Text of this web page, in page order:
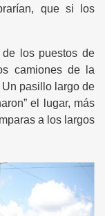
que si los
los puestos de
camiones de la
pasillo largo de
el lugar, más
a los largos